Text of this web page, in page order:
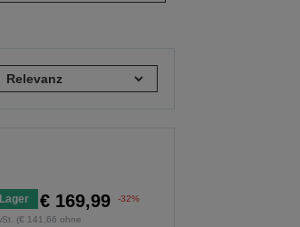
€ 169,99 -32%
(€ 141,66 ohne